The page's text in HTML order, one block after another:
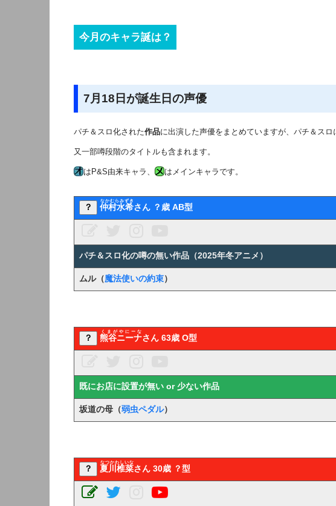
今月のキャラ誕は？
7月18日が誕生日の声優
パチ＆スロ化された作品に出演した声優をまとめていますが、パチ＆スロ
又一部噂段階のタイトルも含まれます。
はP&S由来キャラ、 はメインキャラです。
？ 仲村水希
なかむらみずき
さん ？歳 AB型
パチ＆スロ化の噂の無い作品（2025年冬アニメ）
ムル（魔法使いの約束）
？ 熊谷ニーナ
くまがやにーな
さん 63歳 O型
既にお店に設置が無い or 少ない作品
坂道の母（弱虫ペダル）
？ 夏川椎菜
なつかわしいな
さん 30歳 ？型